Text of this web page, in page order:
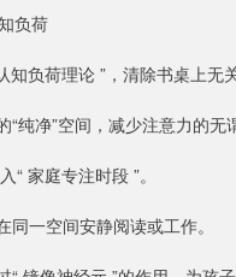
负荷
知负荷理论 ”，清除书桌上无
纯净”空间，减少注意力的无
家庭专注时段 ”。
一空间安静阅读或工作。